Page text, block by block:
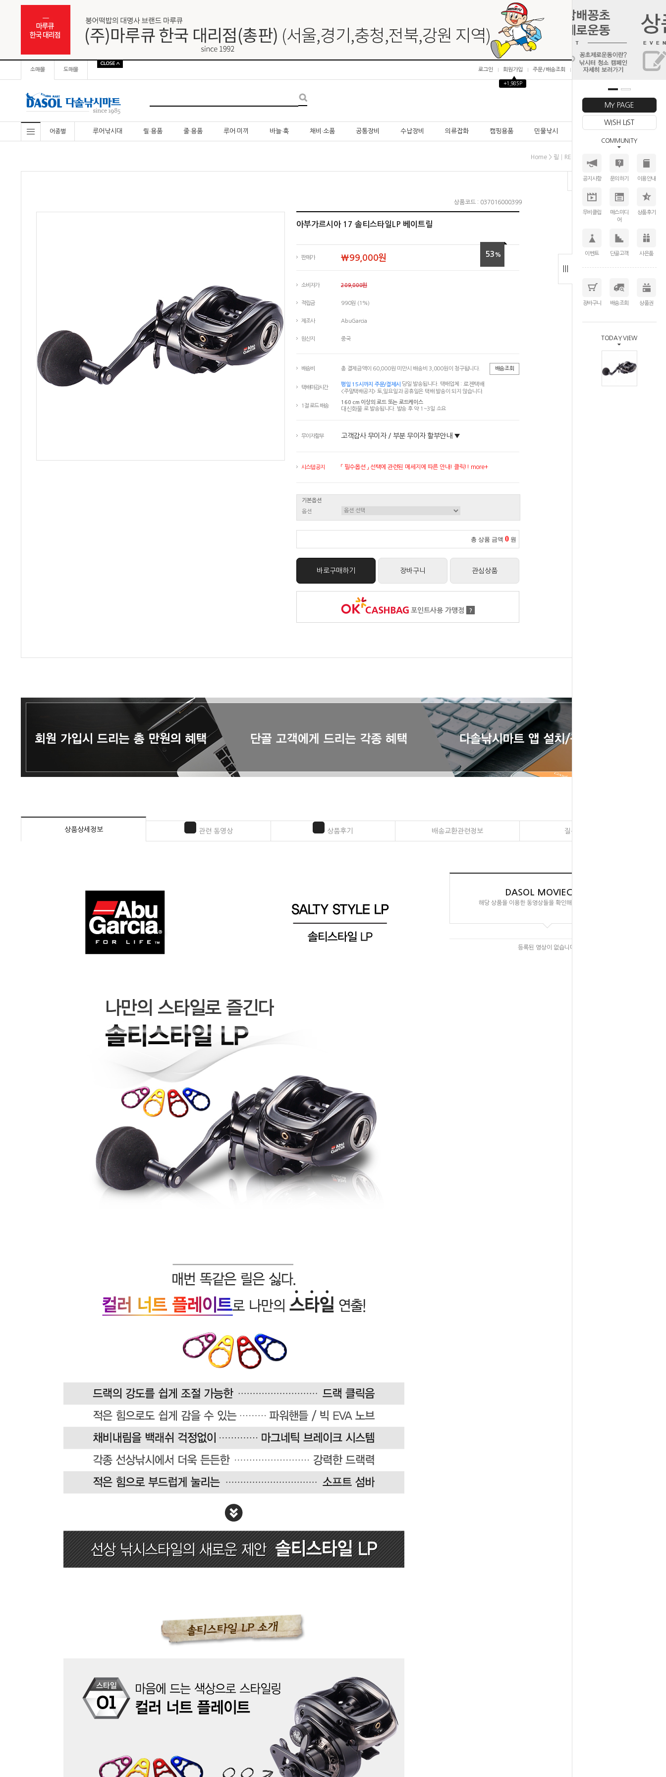
MY PAGE
WISH LIST
COMMUNITY
공지사항 문의하기 이용안내
무비클립
매스미디
어
상품후기
이벤트 단골고객 사은품
장바구니 배송조회 상품권
TODAY VIEW
소매몰 도매몰 로그인 회원가입
▲
+1,985P
주문/배송조회 마이페이지
어종별 루어낚시대 릴·용품 줄·용품 루어·미끼 바늘·훅 채비·소품 공통장비 수납장비 의류잡화 캠핑용품 민물낚시 바다낚시
Home > 릴│REEL
상품코드 : 037016000399
아부가르시아 17 솔티스타일LP 베이트릴
판매가 ￦99,000원 53%
소비자가 209,000원
적립금 990원 (1%)
제조사 AbuGarcia
원산지 중국
배송비 총 결제금액이 60,000원 미만시 배송비 3,000원이 청구됩니다. 배송조회
택배마감시간
평일 15시까지 주문/결제시 당일 발송됩니다. 택배업체 : 로젠택배
<주말택배공지> 토,일요일과 공휴일은 택배 발송이 되지 않습니다.
1절 로드 배송
160 cm 이상의 로드 또는 로드케이스
대신화물 로 발송됩니다. 발송 후 약 1~3일 소요
무이자할부 고객감사 무이자 / 부분 무이자 할부안내 ▼
시스템 공지 「 필수옵션 」 선택에 관련된 메세지에 따른 안내! 클릭!! more+
기본옵션
옵션
총 상품 금액 0 원
바로구매하기 장바구니 관심상품
포인트사용 가맹점 ?
상품상세정보 관련 동영상 상품후기 배송교환관련정보 질문과 대답
DASOL MOVIECLIPS
해당 상품을 이용한 동영상들을 확인해 보실 수 있습니다.
등록된 영상이 없습니다.